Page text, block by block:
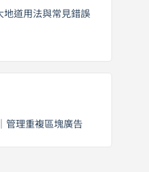
地道用法與常見錯誤
管理重複區塊廣告